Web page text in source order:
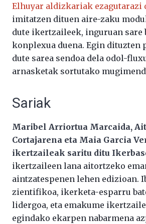
Elhuyar aldizkariak ezagutarazi
imitatzen dituen aire-zaku
dute ikertzaileek, inguruan sare
konplexua duena. Egin dituzten
dute sarea sendoa dela odol-
arnasketak sortutako
Sariak
Maribel Arriortua Marcaida,
Cortajarena eta Maia Garcia
ikertzaileak saritu ditu
ikertzaileen lana aitortzeko
aintzatespenen lehen edizioan.
zientifikoa, ikerketa-esparru
lidergoa, eta emakume
egindako ekarpen nabarmena